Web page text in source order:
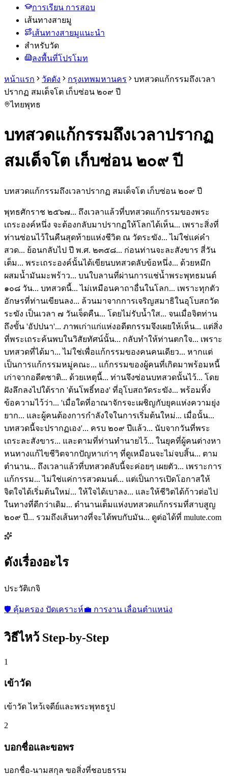
การเรียน การสอบ
เส้นทางสายมู
เส้นทางสายมูแนะนำ
สำหรับวัด
ลงพื้นที่โปรโมท
หน้าแรก วัดดัง กรุงเทพมหานคร
บทสวดแก้กรรมถึงเวลา
ปรากฏ สมเด็จโต เก็บซ่อน ๒๐๙ ปี
ไทยพุทธ
บทสวดแก้กรรมถึงเวลาปรากฏ
สมเด็จโต เก็บซ่อน ๒๐๙ ปี
บทสวดแก้กรรมถึงเวลาปรากฏ สมเด็จโต เก็บซ่อน ๒๐๙ ปี
พุทธศักราช ๒๕๖๗... ถึงเวลาแล้วที่บทสวดแก้กรรมของพระ
เถระองค์หนึ่ง จะต้องกลับมาปรากฏให้โลกได้เห็น... เพราะสิ่งที่
ท่านซ่อนไว้ในคืนสุดท้ายแห่งชีวิต ณ วัดระฆัง... ไม่ใช่แค่คำ
สวด... ย้อนกลับไป ปี พ.ศ. ๒๓๕๘... ก่อนท่านจะละสังขาร สี่วัน
เต็ม... พระเถระองค์นั้นได้เขียนบทสวดลับข้อหนึ่ง... ด้วยหมึก
ผสมน้ำมันมะพร้าว... บนใบลานที่ผ่านการแช่น้ำพระพุทธมนต์
๑๐๘ วัน... บทสวดนี้... ไม่เหมือนคาถาอื่นในโลก... เพราะทุกตัว
อักษรที่ท่านเขียนลง... ล้วนมาจากการเจริญสมาธิในอุโบสถวัด
ระฆัง เป็นเวลา ๗ วันเจ็ดคืน... โดยไม่รับน้ำใส... จนเมื่อจิตท่าน
ถึงขั้น 'อัปปนา'... ภาพเก่าแก่แห่งอดีตกรรมจึงเผยให้เห็น... แต่สิ่ง
ที่พระเถระค้นพบในวิสัยทัศน์นั้น... กลับทำให้ท่านตกใจ... เพราะ
บทสวดที่ได้มา... ไม่ใช่เพื่อแก้กรรมของคนคนเดียว... หากแต่
เป็นการแก้กรรมหมู่คณะ... แก้กรรมของผู้คนที่เกิดมาพร้อมหนี้
เก่าจากอดีตชาติ... ด้วยเหตุนี้... ท่านจึงซ่อนบทสวดนั้นไว้... โดย
ฝังลึกลงไปใต้ราก 'ต้นโพธิ์ทอง' ที่อุโบสถวัดระฆัง... พร้อมทิ้ง
ข้อความไว้ว่า... 'เมื่อใดที่อาณาจักรจะเผชิญกับยุคแห่งความยุ่ง
ยาก... และผู้คนต้องการกำลังใจในการเริ่มต้นใหม่... เมื่อนั้น...
บทสวดนี้จะปรากฏเอง'... ครบ ๒๐๙ ปีแล้ว... นับจากวันที่พระ
เถระละสังขาร... และตามที่ท่านทำนายไว้... ในยุคที่ผู้คนต่างหา
หนทางแก้ไขชีวิตจากปัญหาเก่าๆ ที่ดูเหมือนจะไม่จบสิ้น... ตาม
ตำนาน... ถึงเวลาแล้วที่บทสวดลับนี้จะค่อยๆ เผยตัว... เพราะการ
แก้กรรม... ไม่ใช่แค่การสวดมนต์... แต่เป็นการเปิดโอกาสให้
จิตใจได้เริ่มต้นใหม่... ให้ใจได้เบาลง... และให้ชีวิตได้ก้าวต่อไป
ในทางที่ดีกว่าเดิม... ตำนานเต็มแห่งบทสวดแก้กรรมที่สาบสูญ
๒๐๙ ปี... รวมถึงเส้นทางที่จะได้พบกับมัน... ดูต่อได้ที่ mulute.com
ดังเรื่องอะไร
ประวัติเกจิ
🛡️ คุ้มครอง ปัดเคราะห์💼 การงาน เลื่อนตำแหน่ง
วิธีไหว้ Step-by-Step
1
เข้าวัด
เข้าวัด ไหว้เจดีย์และพระพุทธรูป
2
บอกชื่อและขอพร
บอกชื่อ-นามสกุล ขอสิ่งที่ชอบธรรม